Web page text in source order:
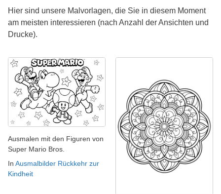
Hier sind unsere Malvorlagen, die Sie in diesem Moment
am meisten interessieren (nach Anzahl der Ansichten und
Drucke).
Ausmalen mit den Figuren von
Super Mario Bros.
In Ausmalbilder Rückkehr zur
Kindheit